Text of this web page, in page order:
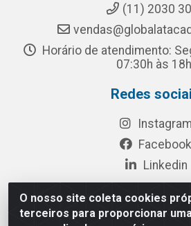
O nosso site coleta cookies
terceiros para proporcionar
(11) 2030
Horário de atendimento:
07:30h às
Redes
Instagram
Facebook
Linkedin
Rua Chipuê, 117 - S. Miguel